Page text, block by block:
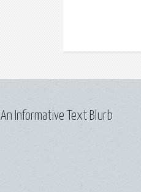
An Informative Text Blurb